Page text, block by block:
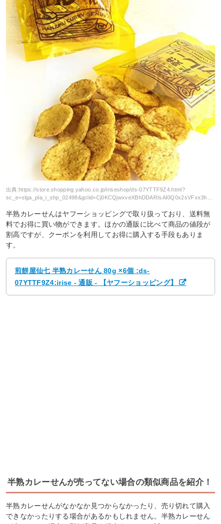
出典: https://store.shopping.yahoo.co.jp/iriseshop/ds-07YTTF9Z4.html?
sc_e=slga_pla_i_shp_02498&gclid=Cj0KCQjwxveXBhDDARIsAI0Q0x2sVFxx3hJw9lJCL7A8RCb5fIW94JTpny90OPLUFOS6Qt51vqIf004aApJHEALw_wcB
半熟カレーせんはヤフーショッピングで取り扱っており、送料無
料でお得に買い物ができます。ほかの通販に比べて商品の値段が
割高ですが、クーポンを利用してお得に購入する手段もありま
す。
煎餅屋仙七 半熟カレーせん 80g ×6個 :ds-
07YTTF9Z4:irise - 通販 - 【ヤフーショッピング】
半熟カレーせんが売ってない場合の類似商品を紹介！
半熟カレーせんがなかなか見つからなかったり、売り切れて購入
できなかったりする場合があるかもしれません。半熟カレーせん